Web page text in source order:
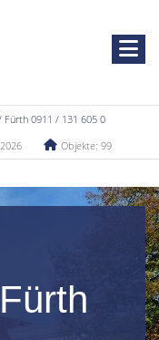
0911 / 131 605 0
Objekte: 99